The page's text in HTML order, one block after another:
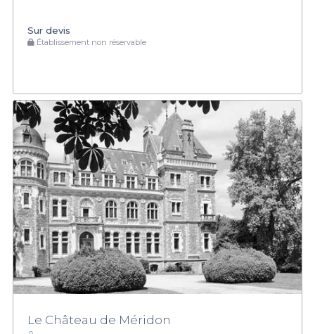
Sur devis
Établissement non réservable
Le Château de Méridon